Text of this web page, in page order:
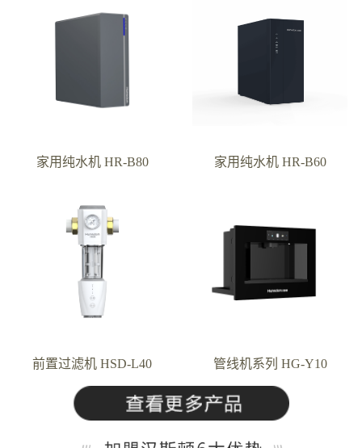
家用纯水机 HR-B80 家用纯水机 HR-B60
前置过滤机 HSD-L40 管线机系列 HG-Y10